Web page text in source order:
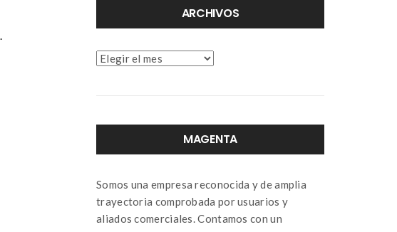
ARCHIVOS
Archivos
MAGENTA
Somos una empresa reconocida y de amplia
trayectoria comprobada por usuarios y
aliados comerciales. Contamos con un